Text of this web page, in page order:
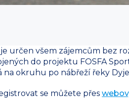
určen všem zájemcům bez
do projektu FOSFA
na okruhu po nábřeží řeky
se můžete přes